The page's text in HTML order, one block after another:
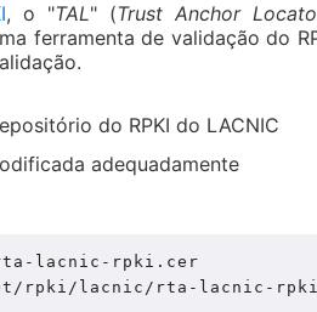
, o "TAL" (Trust Anchor
ferramenta de validação do
do RPKI do LACNIC
adequadamente
lacnic-rpki.cer
rpki/lacnic/rta-lacnic-